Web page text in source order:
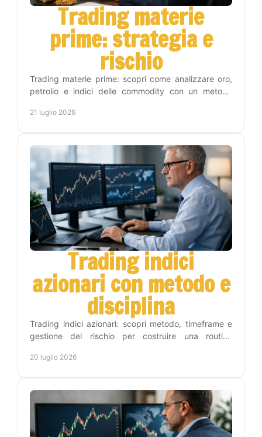
Trading materie
prime: strategia e
rischio
Trading materie prime: scopri come analizzare oro,
petrolio e indici delle commodity con un metodo
21 luglio 2026
Trading indici
azionari con metodo e
disciplina
Trading indici azionari: scopri metodo, timeframe e
gestione del rischio per costruire una routine
20 luglio 2026